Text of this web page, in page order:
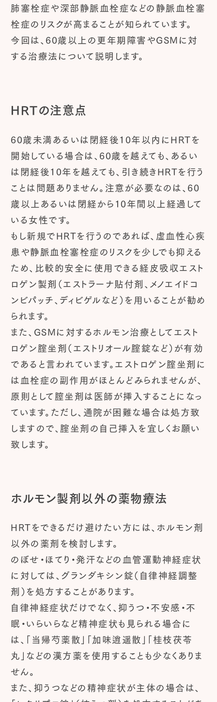
肺塞栓症や深部静脈血栓症などの静脈血栓塞
栓症のリスクが高まることが知られています。
今回は、60歳以上の更年期障害やGSMに対
する治療法について説明します。
HRTの注意点
60歳未満あるいは閉経後10年以内にHRTを
開始している場合は、60歳を越えても、あるい
は閉経後10年を越えても、引き続きHRTを行う
ことは問題ありません。注意が必要なのは、60
歳以上あるいは閉経から10年間以上経過して
いる女性です。
もし新規でHRTを行うのであれば、虚血性心疾
患や静脈血栓塞栓症のリスクを少しでも抑える
ため、比較的安全に使用できる経皮吸収エスト
ロゲン製剤（エストラーナ貼付剤、メノエイドコ
ンビパッチ、ディビゲルなど）を用いることが勧め
られます。
また、GSMに対するホルモン治療としてエスト
ロゲン腟坐剤（エストリオール腟錠など）が有効
であると言われています。エストロゲン腟坐剤に
は血栓症の副作用がほとんどみられませんが、
原則として膣坐剤は医師が挿入することになっ
ています。ただし、通院が困難な場合は処方致
しますので、腟坐剤の自己挿入を宜しくお願い
致します。
ホルモン製剤以外の薬物療法
HRTをできるだけ避けたい方には、ホルモン剤
以外の薬剤を検討します。
のぼせ・ほてり・発汗などの血管運動神経症状
に対しては、グランダキシン錠（自律神経調整
剤）を処方することがあります。
自律神経症状だけでなく、抑うつ・不安感・不
眠・いらいらなど精神症状も見られる場合に
は、「当帰芍薬散」「加味逍遥散」「桂枝茯苓
丸」などの漢方薬を使用することも少なくありま
せん。
また、抑うつなどの精神症状が主体の場合は、